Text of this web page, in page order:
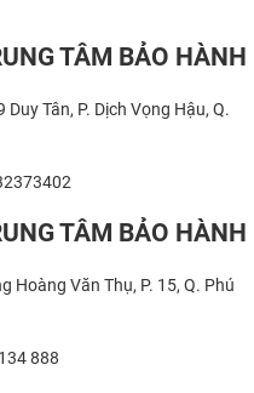
TÂM BẢO HÀNH
Tân, P. Dịch Vọng Hậu, Q.
TÂM BẢO HÀNH
Hoàng Văn Thụ, P. 15, Q. Phú
888